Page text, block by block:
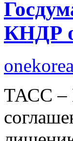
КНДР
onekorea
ТАСС –